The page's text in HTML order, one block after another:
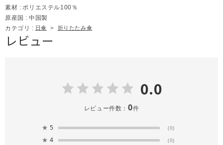
素材 : ポリエステル100％
原産国 : 中国製
カテゴリ : 日傘 > 折りたたみ傘
レビュー
0.0
レビュー件数： 0件
★ 5 (0)
★ 4 (0)